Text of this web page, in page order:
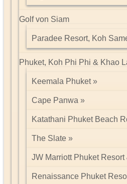
Golf von Siam
Paradee Resort, Koh
Phuket, Koh Phi Phi & Khao
Keemala Phuket
Cape Panwa
Katathani Phuket Beach
The Slate
JW Marriott Phuket Resort
Renaissance Phuket